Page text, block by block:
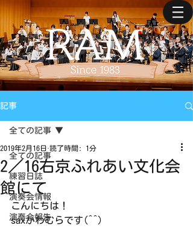
記事
全ての記事
練習日誌
演奏会情報
演奏会報告
全ての記事
2／16右京ふれあい文化会
館にて
2019年2月16日 読了時間: 1分
こんにちは！
saxかわむらです(^^)